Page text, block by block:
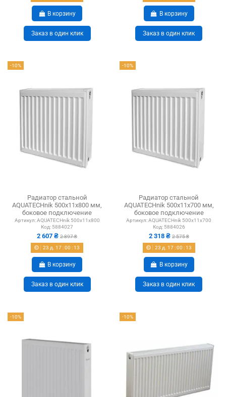
В корзину
Заказ в один клик
В корзину
Заказ в один клик
-10%
Радиатор стальной
AQUATECHnik 500x11x800 мм,
боковое подключение
Артикул: AQUATECHnik 500x11x800
Код: 5884027
2 607 ₴2 897 ₴
23 д. 17:00 : 12
В корзину
Заказ в один клик
-10%
Радиатор стальной
AQUATECHnik 500x11x700 мм,
боковое подключение
Артикул: AQUATECHnik 500x11x700
Код: 5884026
2 318 ₴ 2 575 ₴
23 д. 17:00 : 12
В корзину
Заказ в один клик
-10% -10%